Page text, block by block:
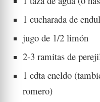
1 cucharada de
jugo de 1/2 limón
2-3 ramitas de
1 cdta eneldo
romero)